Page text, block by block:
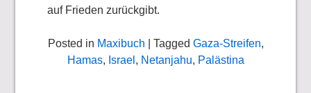
auf Frieden zurückgibt.
Posted in Maxibuch | Tagged Gaza-Streifen,
Hamas, Israel , Netanjahu, Palästina